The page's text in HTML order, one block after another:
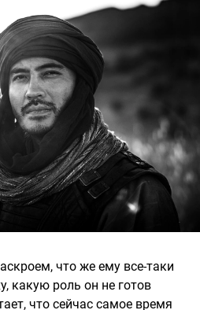
что же ему все-таки
какую роль он не готов
что сейчас самое время